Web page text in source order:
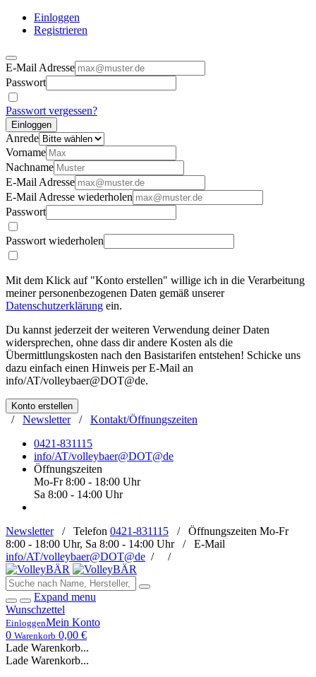
Einloggen
Registrieren
E-Mail Adresse
Passwort
Passwort vergessen?
Einloggen
Anrede
Vorname
Nachname
E-Mail Adresse
E-Mail Adresse wiederholen
Passwort
Passwort wiederholen
Mit dem Klick auf "Konto erstellen" willige ich in die Verarbeitung
meiner personenbezogenen Daten gemäß unserer
Datenschutzerklärung ein.
Du kannst jederzeit der weiteren Verwendung deiner Daten
widersprechen, ohne dass dir andere Kosten als die
Übermittlungskosten nach den Basistarifen entstehen! Schicke uns
dazu einfach einen Hinweis per E-Mail an
info/AT/volleybaer@DOT@de.
Konto erstellen
/ Newsletter/ Kontakt/Öffnungszeiten
0421-831115
info/AT/volleybaer@DOT@de
Öffnungszeiten
Mo-Fr 8:00 - 18:00 Uhr
Sa 8:00 - 14:00 Uhr
Newsletter/ Telefon 0421-831115 / Öffnungszeiten Mo-Fr
8:00 - 18:00 Uhr, Sa 8:00 - 14:00 Uhr / E-Mail
info/AT/volleybaer@DOT@de / /
Expand menu
Wunschzettel
EinloggenMein Konto
0 Warenkorb 0,00 €
Lade Warenkorb...
Lade Warenkorb...